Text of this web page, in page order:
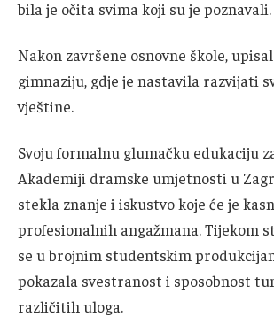
bila je očita svima koji su je poznavali.
Nakon završene osnovne škole,
gimnaziju, gdje je nastavila razvijati
vještine.
Svoju formalnu glumačku edukaciju
Akademiji dramske umjetnosti u
stekla znanje i iskustvo koje će je
profesionalnih angažmana. Tijekom
se u brojnim studentskim
pokazala svestranost i sposobnost
različitih uloga.